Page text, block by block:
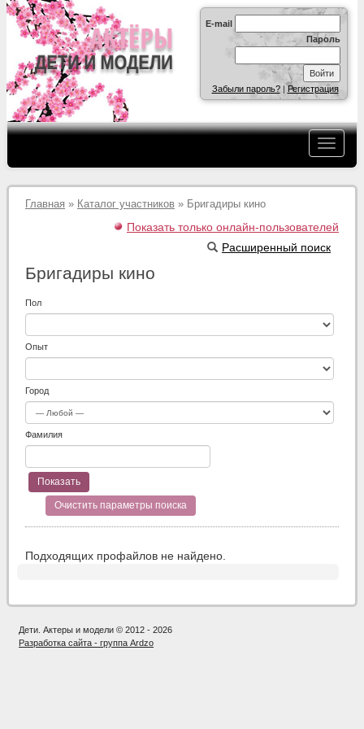
E-mail
Пароль
Забыли пароль?|Регистрация
Главная » Каталог участников » Бригадиры кино
Показать только онлайн-пользователей
Расширенный поиск
Бригадиры кино
Пол
Опыт
Город
Фамилия
Очистить параметры поиска
Подходящих профайлов не найдено.
Дети. Актеры и модели © 2012 - 2026
Разработка сайта - группа Ardzo